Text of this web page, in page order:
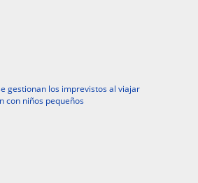
gestionan los imprevistos al viajar
con niños pequeños